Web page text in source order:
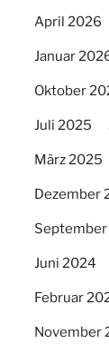
April 2026
Januar
Oktober
Juli 2025
März 2025
Dezember
Juni 2024
Februar
November